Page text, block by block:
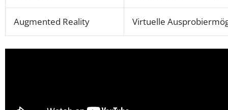
Augmented Reality Virtuelle